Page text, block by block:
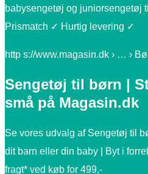
babysengetøj og juniorsengetøj
Prismatch ✓ Hurtig levering ✓
http s://www.magasin.dk › … ›
Sengetøj til børn |
små på Magasin.dk
Se vores udvalg af Sengetøj til
dit barn eller din baby | Byt i
fragt* ved køb for 499,-